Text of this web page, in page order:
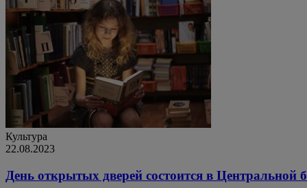
Культура
22.08.2023
День открытых дверей состоится в Центральной